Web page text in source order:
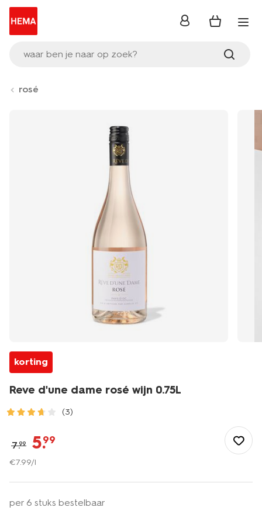
waar ben je naar op zoek?
inloggen
rosé
korting
Reve d'une dame rosé wijn 0.75L
(3)
drinken/wijn/rose/reve-
dune-
dame-
wijn-
17385011.html
7.99 5.99
€7.99/l
per 6 stuks bestelbaar